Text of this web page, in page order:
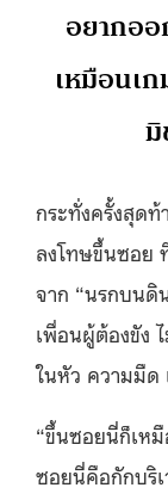
อยากออ
เหมือนเ
กระทั่งครั้งสุดท้
ลงโทษขึ้นซอย
จาก “นรกบนดิ
เพื่อนผู้ต้องขัง
ในหัว ความมืด
“ขึ้นซอยนี่ก็เห
ซอยนี่คือกักบริ